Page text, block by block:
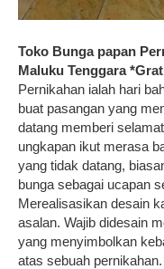
Toko Bunga papan
Maluku Tenggara
Pernikahan ialah hari
buat pasangan yang
datang memberi
ungkapan ikut merasa
yang tidak datang,
bunga sebagai ucapan
Merealisasikan desain
asalan. Wajib didesain
yang menyimbolkan
atas sebuah